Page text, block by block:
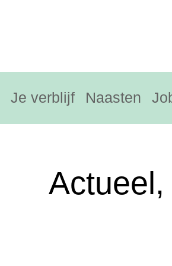
Je verblijf Naasten